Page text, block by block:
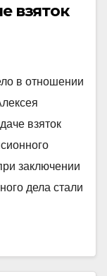
взяток
в отношении
взяток
заключении
дела стали